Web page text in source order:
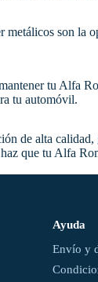
son la
tu Alfa
tu automóvil.
de alta
que tu Alfa
Ayuda
Envío y